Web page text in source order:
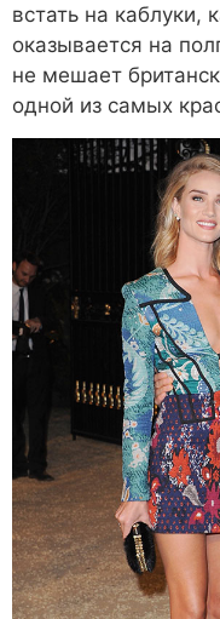
встать на каблуки,
оказывается на
не мешает
одной из самых